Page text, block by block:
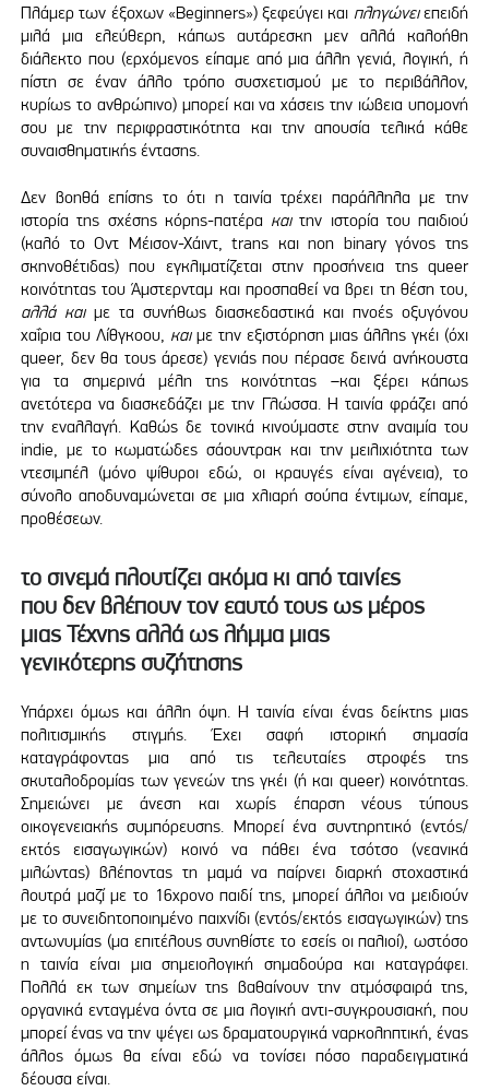
Πλάμερ των έξοχων «Beginners») ξεφεύγει και πληγώνειεπειδή
μιλά μια ελεύθερη, κάπως αυτάρεσκη μεν αλλά καλοήθη
διάλεκτο που (ερχόμενος είπαμε από μια άλλη γενιά, λογική, ή
πίστη σε έναν άλλο τρόπο συσχετισμού με το περιβάλλον,
κυρίως το ανθρώπινο) μπορεί και να χάσεις την ιώβεια υπομονή
σου με την περιφραστικότητα και την απουσία τελικά κάθε
συναισθηματικής έντασης.
Δεν βοηθά επίσης το ότι η ταινία τρέχει παράλληλα με την
ιστορία της σχέσης κόρης-πατέρα καιτην ιστορία του παιδιού
(καλό το Οντ Μέισον-Χάιντ, trans και non binary γόνος της
σκηνοθέτιδας) που εγκλιματίζεται στην προσήνεια της queer
κοινότητας του Άμστερνταμ και προσπαθεί να βρει τη θέση του,
αλλά καιμε τα συνήθως διασκεδαστικά και πνοές οξυγόνου
χαΐρια του Λίθγκοου, καιμε την εξιστόρηση μιας άλλης γκέι (όχι
queer, δεν θα τους άρεσε) γενιάς που πέρασε δεινά ανήκουστα
για τα σημερινά μέλη της κοινότητας –και ξέρει κάπως
ανετότερα να διασκεδάζει με την Γλώσσα. Η ταινία φράζει από
την εναλλαγή. Καθώς δε τονικά κινούμαστε στην αναιμία του
indie, με το κωματώδες σάουντρακ και την μειλιχιότητα των
ντεσιμπέλ (μόνο ψίθυροι εδώ, οι κραυγές είναι αγένεια), το
σύνολο αποδυναμώνεται σε μια χλιαρή σούπα έντιμων, είπαμε,
προθέσεων.
το σινεμά πλουτίζει ακόμα κι από ταινίες
που δεν βλέπουν τον εαυτό τους ως μέρος
μιας Τέχνης αλλά ως λήμμα μιας
γενικότερης συζήτησης
Υπάρχει όμως και άλλη όψη. Η ταινία είναι ένας δείκτης μιας
πολιτισμικής στιγμής. Έχει σαφή ιστορική σημασία
καταγράφοντας μια από τις τελευταίες στροφές της
σκυταλοδρομίας των γενεών της γκέι (ή και queer) κοινότητας.
Σημειώνει με άνεση και χωρίς έπαρση νέους τύπους
οικογενειακής συμπόρευσης. Μπορεί ένα συντηρητικό (εντός/
εκτός εισαγωγικών) κοινό να πάθει ένα τσότσο (νεανικά
μιλώντας) βλέποντας τη μαμά να παίρνει διαρκή στοχαστικά
λουτρά μαζί με το 16χρονο παιδί της, μπορεί άλλοι να μειδιούν
με το συνειδητοποιημένο παιχνίδι (εντός/εκτός εισαγωγικών) της
αντωνυμίας (μα επιτέλους συνηθίστε το εσείς οι παλιοί), ωστόσο
η ταινία είναι μια σημειολογική σημαδούρα και καταγράφει.
Πολλά εκ των σημείων της βαθαίνουν την ατμόσφαιρά της,
οργανικά ενταγμένα όντα σε μια λογική αντι-συγκρουσιακή, που
μπορεί ένας να την ψέγει ως δραματουργικά ναρκοληπτική, ένας
άλλος όμως θα είναι εδώ να τονίσει πόσο παραδειγματικά
δέουσα είναι.